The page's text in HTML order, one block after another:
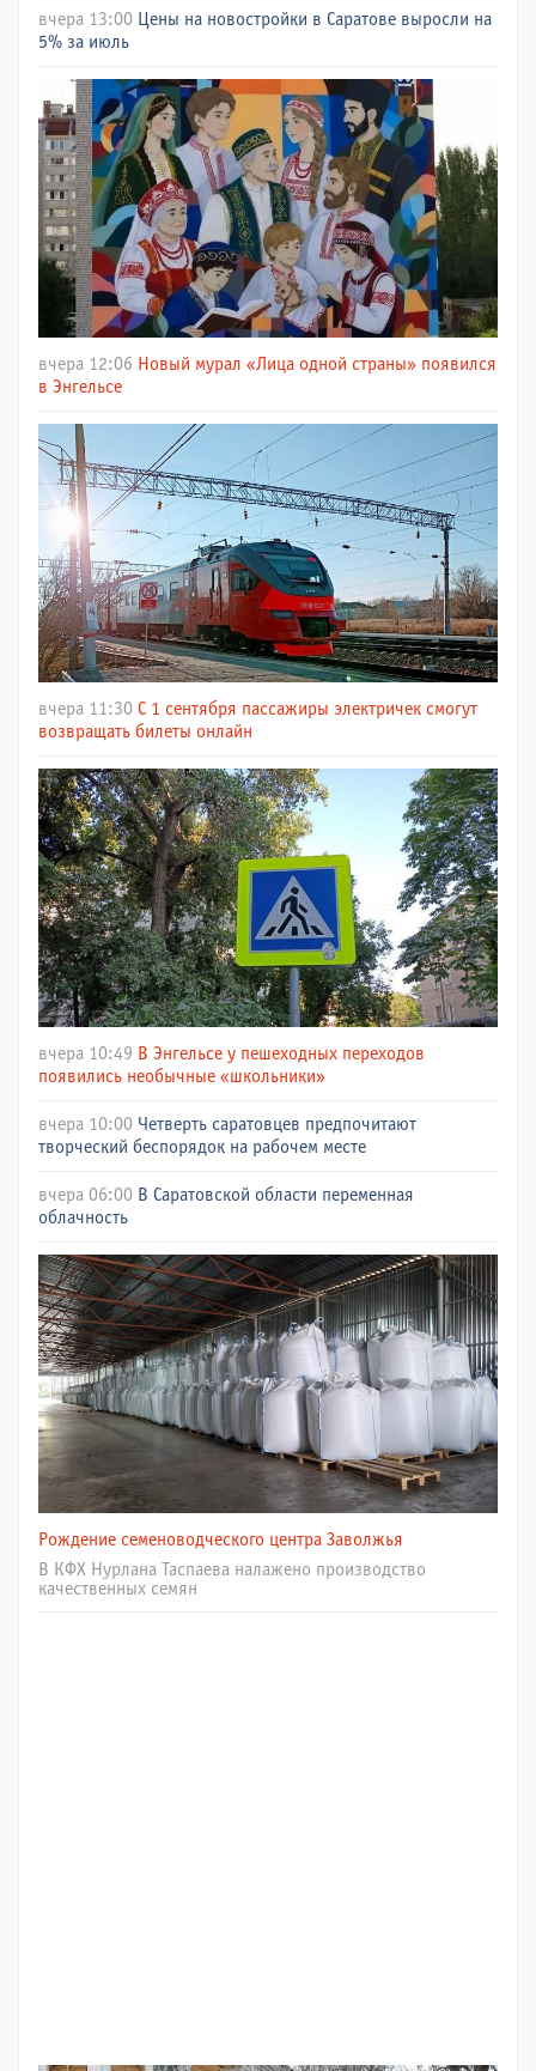
вчера 13:00 Цены на новостройки в Саратове выросли на
5% за июль
вчера 12:06 Новый мурал «Лица одной страны» появился
в Энгельсе
вчера 11:30 С 1 сентября пассажиры электричек смогут
возвращать билеты онлайн
вчера 10:49 В Энгельсе у пешеходных переходов
появились необычные «школьники»
вчера 10:00 Четверть саратовцев предпочитают
творческий беспорядок на рабочем месте
вчера 06:00 В Саратовской области переменная
облачность
Рождение семеноводческого центра Заволжья
В КФХ Нурлана Таспаева налажено производство
качественных семян